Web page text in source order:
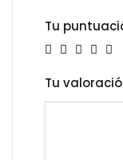
Tu
Tu